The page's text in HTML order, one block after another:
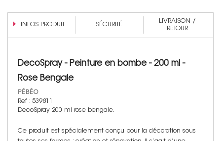
INFOS PRODUIT SÉCURITÉ
LIVRAISON /
RETOUR
DecoSpray - Peinture en bombe - 200 ml -
Rose Bengale
PÉBÉO
Ref : 539811
DecoSpray 200 ml rose bengale.
Ce produit est spécialement conçu pour la décoration sous